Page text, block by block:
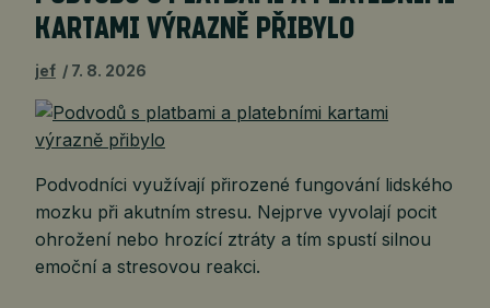
KARTAMI VÝRAZNĚ PŘIBYLO
jef 7. 8. 2026
Podvodníci využívají přirozené fungování lidského
mozku při akutním stresu. Nejprve vyvolají pocit
ohrožení nebo hrozící ztráty a tím spustí silnou
emoční a stresovou reakci.